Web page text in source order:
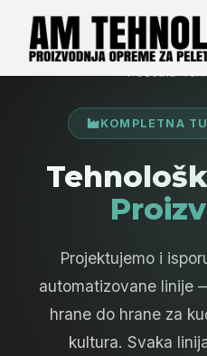
KOMPLETNA
Projektujemo i
automatizovane linije
hrane do hrane za
kultura. Svaka